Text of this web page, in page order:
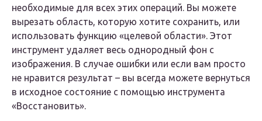
необходимые для всех этих операций. Вы можете
вырезать область, которую хотите сохранить, или
использовать функцию «целевой области». Этот
инструмент удаляет весь однородный фон с
изображения. В случае ошибки или если вам просто
не нравится результат – вы всегда можете вернуться
в исходное состояние с помощью инструмента
«Восстановить».